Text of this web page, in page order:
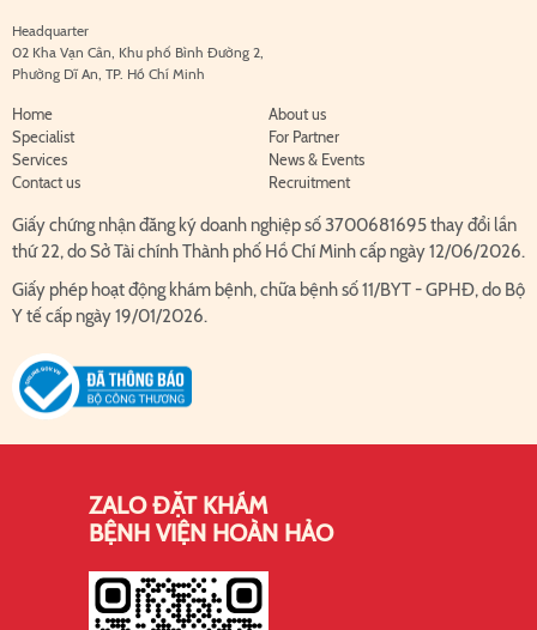
Headquarter
02 Kha Vạn Cân, Khu phố Bình Đường 2,
Phường Dĩ An, TP. Hồ Chí Minh
Home
About us
Specialist
For Partner
Services
News & Events
Contact us
Recruitment
Giấy chứng nhận đăng ký doanh nghiệp số 3700681695 thay đổi lần
thứ 22, do Sở Tài chính Thành phố Hồ Chí Minh cấp ngày 12/06/2026.
Giấy phép hoạt động khám bệnh, chữa bệnh số 11/BYT - GPHĐ, do Bộ
Y tế cấp ngày 19/01/2026.
ZALO ĐẶT KHÁM
BỆNH VIỆN HOÀN HẢO